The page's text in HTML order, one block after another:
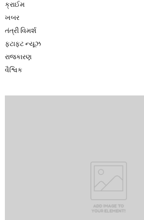
ક્રાઈમ
ખબર
તંત્રી વિમર્શ
ફટાફટ ન્યૂઝ
રાજકારણ
વૈશ્વિક